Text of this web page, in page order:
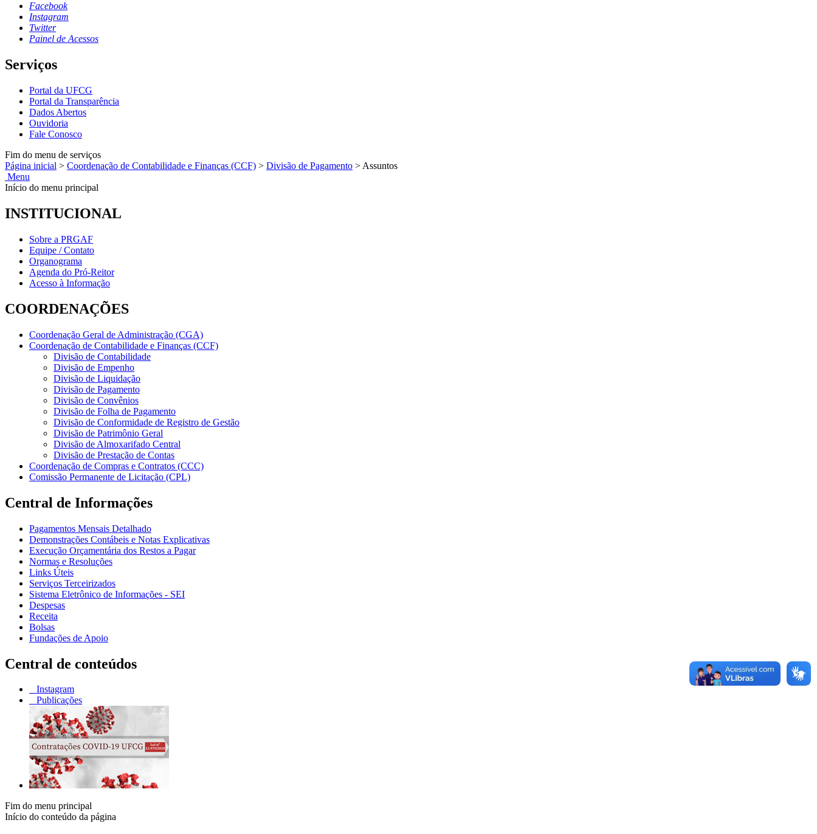
Facebook
Instagram
Twitter
Painel de Acessos
Serviços
Portal da UFCG
Portal da Transparência
Dados Abertos
Ouvidoria
Fale Conosco
Fim do menu de serviços
Página inicial > Coordenação de Contabilidade e Finanças (CCF) > Divisão de Pagamento > Assuntos
Menu
Início do menu principal
INSTITUCIONAL
Sobre a PRGAF
Equipe / Contato
Organograma
Agenda do Pró-Reitor
Acesso à Informação
COORDENAÇÕES
Coordenação Geral de Administração (CGA)
Coordenação de Contabilidade e Finanças (CCF)
Divisão de Contabilidade
Divisão de Empenho
Divisão de Liquidação
Divisão de Pagamento
Divisão de Convênios
Divisão de Folha de Pagamento
Divisão de Conformidade de Registro de Gestão
Divisão de Patrimônio Geral
Divisão de Almoxarifado Central
Divisão de Prestação de Contas
Coordenação de Compras e Contratos (CCC)
Comissão Permanente de Licitação (CPL)
Central de Informações
Pagamentos Mensais Detalhado
Demonstrações Contábeis e Notas Explicativas
Execução Orçamentária dos Restos a Pagar
Normas e Resoluções
Links Úteis
Serviços Terceirizados
Sistema Eletrônico de Informações - SEI
Despesas
Receita
Bolsas
Fundações de Apoio
Central de conteúdos
Instagram
Publicações
Fim do menu principal
Início do conteúdo da página